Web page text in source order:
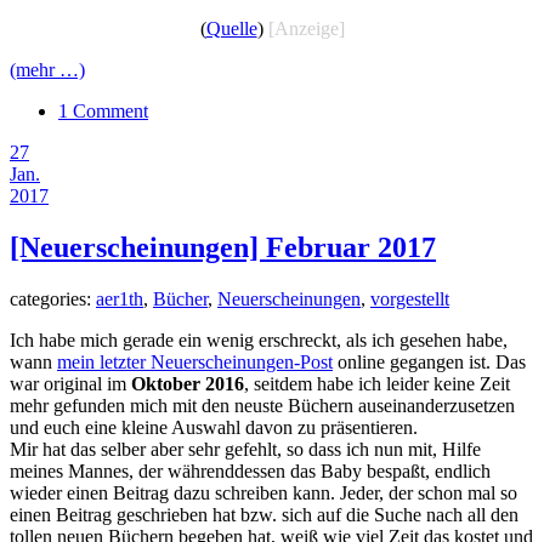
(Quelle) [Anzeige]
(mehr …)
1 Comment
27
Jan.
2017
[Neuerscheinungen] Februar 2017
categories: aer1th, Bücher, Neuerscheinungen, vorgestellt
Ich habe mich gerade ein wenig erschreckt, als ich gesehen habe,
wann mein letzter Neuerscheinungen-Post online gegangen ist. Das
war original im Oktober 2016, seitdem habe ich leider keine Zeit
mehr gefunden mich mit den neuste Büchern auseinanderzusetzen
und euch eine kleine Auswahl davon zu präsentieren.
Mir hat das selber aber sehr gefehlt, so dass ich nun mit, Hilfe
meines Mannes, der währenddessen das Baby bespaßt, endlich
wieder einen Beitrag dazu schreiben kann. Jeder, der schon mal so
einen Beitrag geschrieben hat bzw. sich auf die Suche nach all den
tollen neuen Büchern begeben hat, weiß wie viel Zeit das kostet und